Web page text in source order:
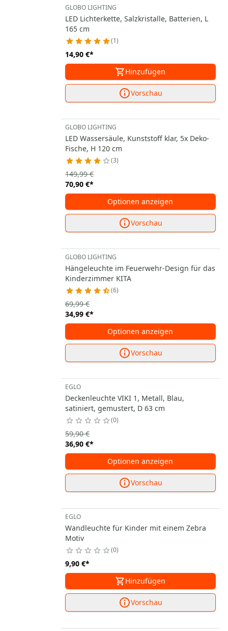
GLOBO LIGHTING
LED Lichterkette, Salzkristalle, Batterien, L
165 cm
1
14,90 €*
Hinzufügen
Vorschau
GLOBO LIGHTING
LED Wassersäule, Kunststoff klar, 5x Deko-
Fische, H 120 cm
3
70,90 €*
149,99 €
Optionen anzeigen
Vorschau
GLOBO LIGHTING
Hängeleuchte im Feuerwehr-Design für das
Kinderzimmer KITA
6
34,99 €*
69,99 €
Optionen anzeigen
Vorschau
EGLO
Deckenleuchte VIKI 1, Metall, Blau,
satiniert, gemustert, D 63 cm
0
36,90 €*
59,90 €
Optionen anzeigen
Vorschau
EGLO
Wandleuchte für Kinder mit einem Zebra
Motiv
0
9,90 €*
Hinzufügen
Vorschau